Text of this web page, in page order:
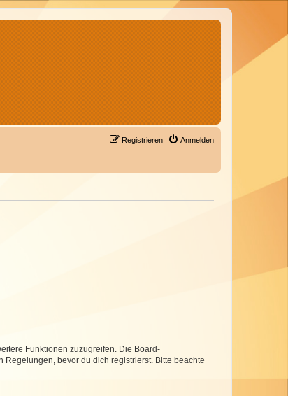
Anmelden
Registrieren
Funktionen zuzugreifen. Die Board-
bevor du dich registrierst. Bitte beachte